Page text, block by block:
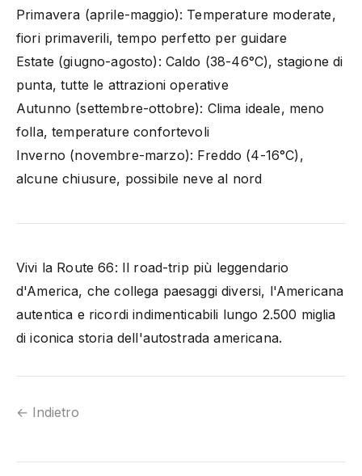
Primavera (aprile-maggio): Temperature moderate,
fiori primaverili, tempo perfetto per guidare
Estate (giugno-agosto): Caldo (38-46°C), stagione di
punta, tutte le attrazioni operative
Autunno (settembre-ottobre): Clima ideale, meno
folla, temperature confortevoli
Inverno (novembre-marzo): Freddo (4-16°C),
alcune chiusure, possibile neve al nord
Vivi la Route 66: Il road-trip più leggendario
d'America, che collega paesaggi diversi, l'Americana
autentica e ricordi indimenticabili lungo 2.500 miglia
di iconica storia dell'autostrada americana.
← Indietro